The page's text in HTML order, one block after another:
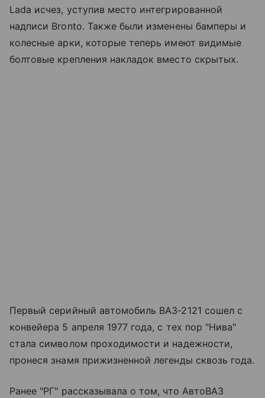
Lada исчез, уступив место интегрированной
надписи Bronto. Также были изменены бамперы и
колесные арки, которые теперь имеют видимые
болтовые крепления накладок вместо скрытых.
Первый серийный автомобиль ВАЗ-2121 сошел с
конвейера 5 апреля 1977 года, с тех пор "Нива"
стала символом проходимости и надежности,
пронеся знамя прижизненной легенды сквозь года.
Ранее "РГ" рассказывала о том, что АвтоВАЗ